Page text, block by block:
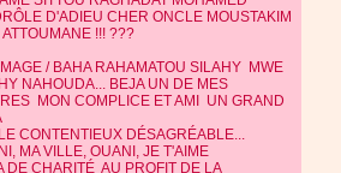
D'ADIEU CHER ONCLE MOUSTAKIM
ATTOUMANE !!! ???
/ BAHA RAHAMATOU SILAHY MWE
NAHOUDA... BEJA UN DE MES
MON COMPLICE ET AMI UN GRAND
CONTENTIEUX DÉSAGRÉABLE...
MA VILLE, OUANI, JE T'AIME
DE CHARITÉ AU PROFIT DE LA